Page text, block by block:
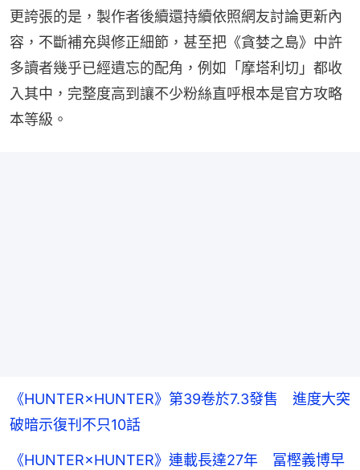
更誇張的是，製作者後續還持續依照網友討論更新內
容，不斷補充與修正細節，甚至把《貪婪之島》中許
多讀者幾乎已經遺忘的配角，例如「摩塔利切」都收
入其中，完整度高到讓不少粉絲直呼根本是官方攻略
本等級。
《HUNTER×HUNTER》第39卷於7.3發售 進度大突
破暗示復刊不只10話
《HUNTER×HUNTER》連載長達27年 冨樫義博早